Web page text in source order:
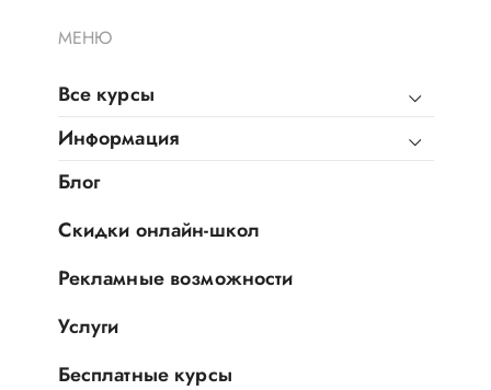
МЕНЮ
Все курсы
Информация
Блог
Скидки онлайн-школ
Рекламные возможности
Услуги
Бесплатные курсы